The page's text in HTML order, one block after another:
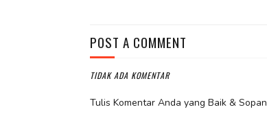
POST A COMMENT
TIDAK ADA KOMENTAR
Tulis Komentar Anda yang Baik & Sopan